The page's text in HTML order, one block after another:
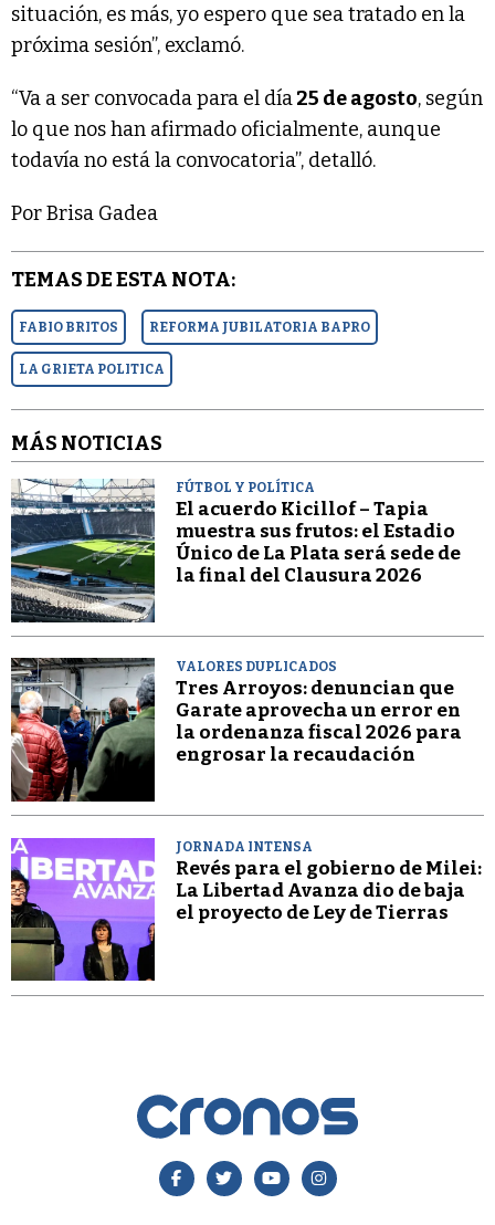
situación, es más, yo espero que sea tratado en la
próxima sesión”, exclamó.
“Va a ser convocada para el día25 de agosto, según
lo que nos han afirmado oficialmente, aunque
todavía no está la convocatoria”, detalló.
Por Brisa Gadea
TEMAS DE ESTA NOTA:
FABIO BRITOS REFORMA JUBILATORIA BAPRO
LA GRIETA POLITICA
MÁS NOTICIAS
FÚTBOL Y POLÍTICA
El acuerdo Kicillof – Tapia
muestra sus frutos: el Estadio
Único de La Plata será sede de
la final del Clausura 2026
VALORES DUPLICADOS
Tres Arroyos: denuncian que
Garate aprovecha un error en
la ordenanza fiscal 2026 para
engrosar la recaudación
JORNADA INTENSA
Revés para el gobierno de Milei:
La Libertad Avanza dio de baja
el proyecto de Ley de Tierras